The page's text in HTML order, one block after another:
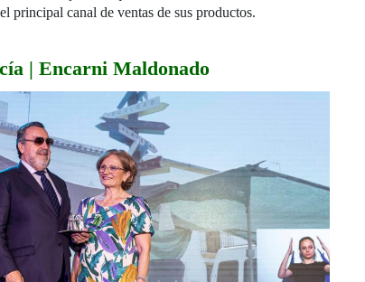
principal canal de ventas de sus productos.
| Encarni Maldonado